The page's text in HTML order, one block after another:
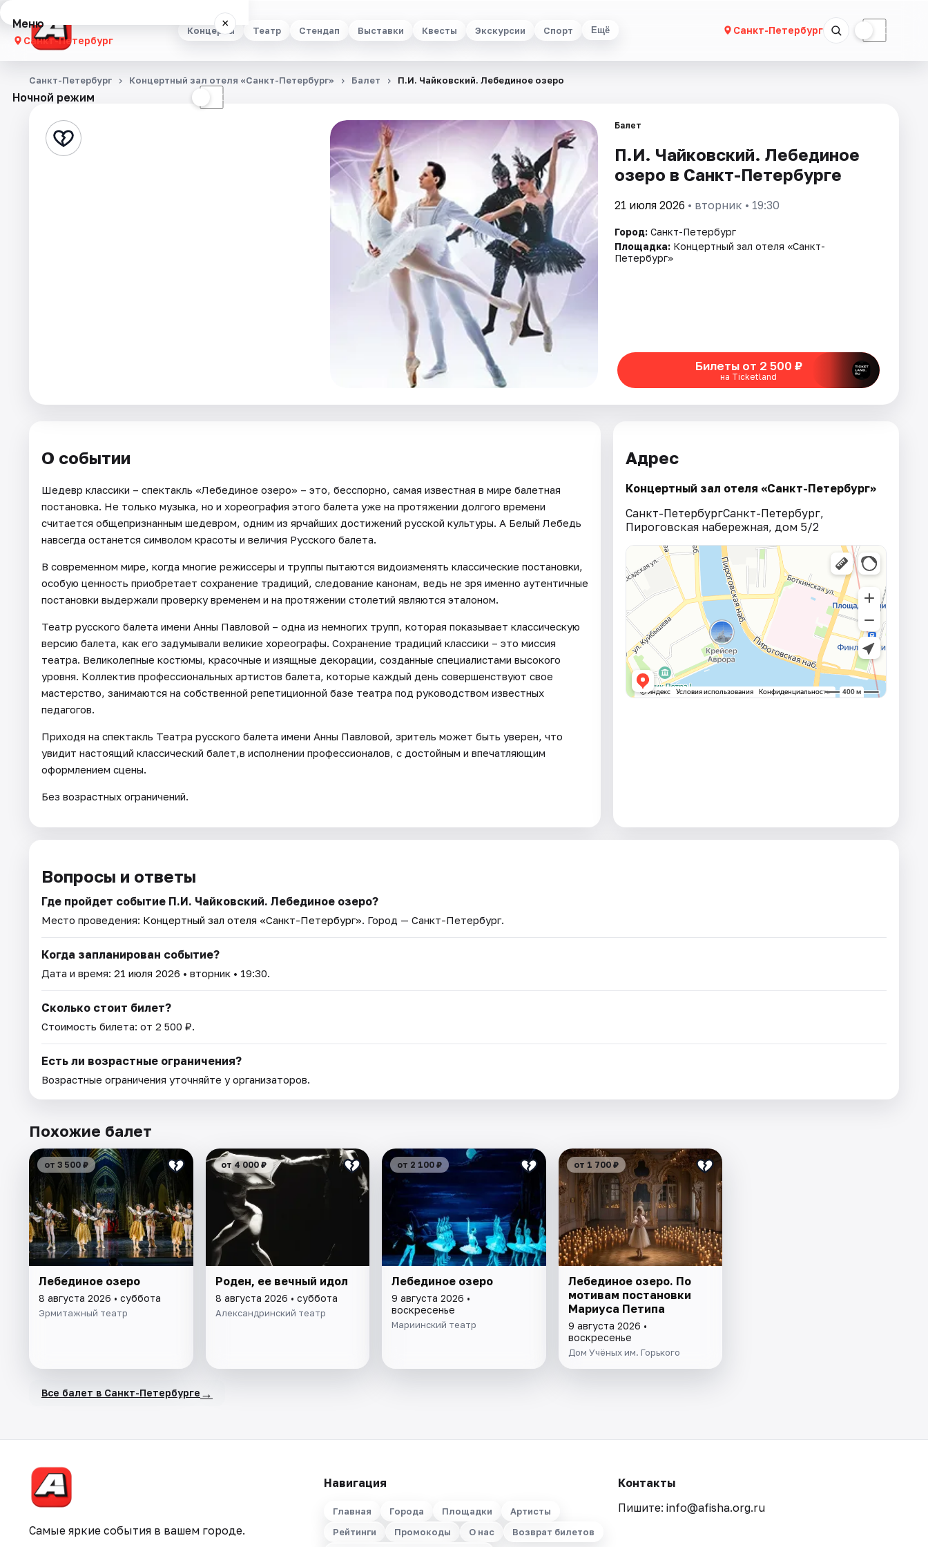
Концерты Театр Стендап Выставки Квесты Экскурсии Спорт Ещё Санкт-Петербург ☾
Меню ×
Санкт-Петербург
Концерты
Стендап
Ночной режим ☾
Санкт-Петербург Концертный зал отеля «Санкт-Петербург» Балет П.И. Чайковский. Лебединое озеро
Балет
П.И. Чайковский. Лебединое
озеро в Санкт-Петербурге
21 июля 2026 • вторник • 19:30
Город: Санкт-Петербург
Площадка: Концертный зал отеля «Санкт-
Петербург»
Билеты от 2 500 ₽
на Ticketland
О событии
Шедевр классики – спектакль «Лебединое озеро» – это, бесспорно, самая известная в мире балетная
постановка. Не только музыка, но и хореография этого балета уже на протяжении долгого времени
считается общепризнанным шедевром, одним из ярчайших достижений русской культуры. А Белый Лебедь
навсегда останется символом красоты и величия Русского балета.
В современном мире, когда многие режиссеры и труппы пытаются видоизменять классические постановки,
особую ценность приобретает сохранение традиций, следование канонам, ведь не зря именно аутентичные
постановки выдержали проверку временем и на протяжении столетий являются эталоном.
Театр русского балета имени Анны Павловой – одна из немногих трупп, которая показывает классическую
версию балета, как его задумывали великие хореографы. Сохранение традиций классики – это миссия
театра. Великолепные костюмы, красочные и изящные декорации, созданные специалистами высокого
уровня. Коллектив профессиональных артистов балета, которые каждый день совершенствуют свое
мастерство, занимаются на собственной репетиционной базе театра под руководством известных
педагогов.
Приходя на спектакль Театра русского балета имени Анны Павловой, зритель может быть уверен, что
увидит настоящий классический балет,в исполнении профессионалов, с достойным и впечатляющим
оформлением сцены.
Без возрастных ограничений.
Адрес
Концертный зал отеля «Санкт-Петербург»
Санкт-ПетербургСанкт-Петербург,
Пироговская набережная, дом 5/2
Вопросы и ответы
Где пройдет событие П.И. Чайковский. Лебединое озеро?
Место проведения: Концертный зал отеля «Санкт-Петербург». Город — Санкт-Петербург.
Когда запланирован событие?
Дата и время: 21 июля 2026 • вторник • 19:30.
Сколько стоит билет?
Стоимость билета: от 2 500 ₽.
Есть ли возрастные ограничения?
Возрастные ограничения уточняйте у организаторов.
Похожие балет
от 3 500 ₽
Лебединое озеро
8 августа 2026 • суббота
Эрмитажный театр
от 4 000 ₽
Роден, ее вечный идол
8 августа 2026 • суббота
Александринский театр
от 2 100 ₽
Лебединое озеро
9 августа 2026 •
воскресенье
Мариинский театр
от 1 700 ₽
Лебединое озеро. По
мотивам постановки
Мариуса Петипа
9 августа 2026 •
воскресенье
Дом Учёных им. Горького
Все балет в Санкт-Петербурге →
Самые яркие события в вашем городе.
Навигация
Главная Города Площадки
Артисты
Рейтинги
Промокоды О нас Возврат билетов
Контакты
Пишите: info@afisha.org.ru